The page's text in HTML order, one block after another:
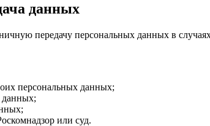
данных
передачу персональных данных в
персональных данных;
данных;
или суд.